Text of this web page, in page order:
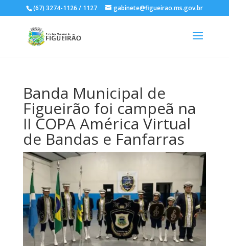
(67) 3274-1126 / 1127 gabinete@figueirao.ms.gov.br
Banda Municipal de
Figueirão foi campeã na
II COPA América Virtual
de Bandas e Fanfarras